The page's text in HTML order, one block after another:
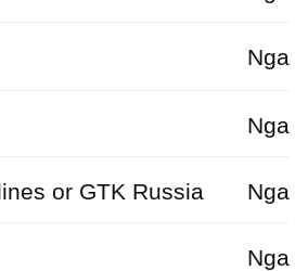
Nga
Nga
or GTK Russia Nga
Nga